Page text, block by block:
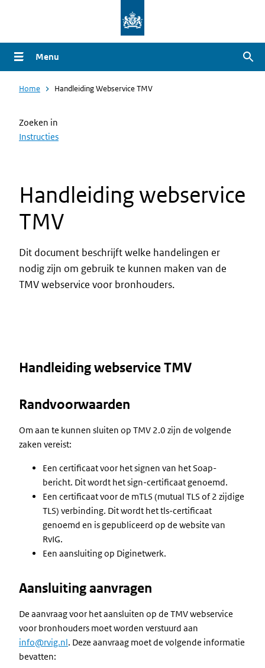
naar
de
gaan
Menu
Home Handleiding Webservice TMV
Zoeken in
Instructies
Handleiding webservice
TMV
Dit document beschrijft welke handelingen er
nodig zijn om gebruik te kunnen maken van de
TMV webservice voor bronhouders.
Handleiding webservice TMV
Randvoorwaarden
Om aan te kunnen sluiten op TMV 2.0 zijn de volgende
zaken vereist:
Een certificaat voor het signen van het Soap-
bericht. Dit wordt het sign-certificaat genoemd.
Een certificaat voor de mTLS (mutual TLS of 2 zijdige
TLS) verbinding. Dit wordt het tls-certificaat
genoemd en is gepubliceerd op de website van
RvIG.
Een aansluiting op Diginetwerk.
Aansluiting aanvragen
De aanvraag voor het aansluiten op de TMV webservice
voor bronhouders moet worden verstuurd aan
info@rvig.nl. Deze aanvraag moet de volgende informatie
bevatten: